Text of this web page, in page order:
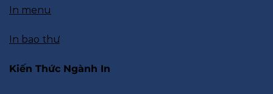
In menu
In bao thư
Kiến Thức Ngành In